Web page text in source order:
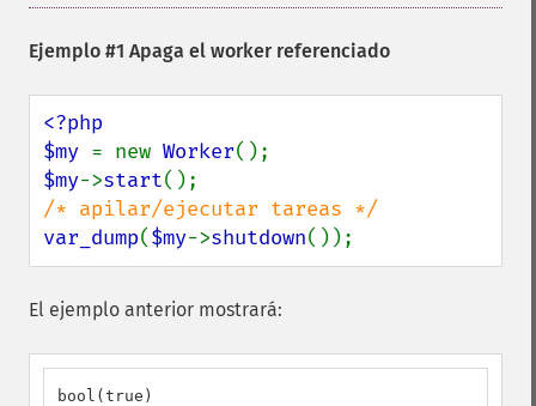
Ejemplo #1 Apaga el worker referenciado
<?php
$my = new Worker
$my->start
var_dump($my->shutdown());
El ejemplo anterior mostrará:
bool(true)